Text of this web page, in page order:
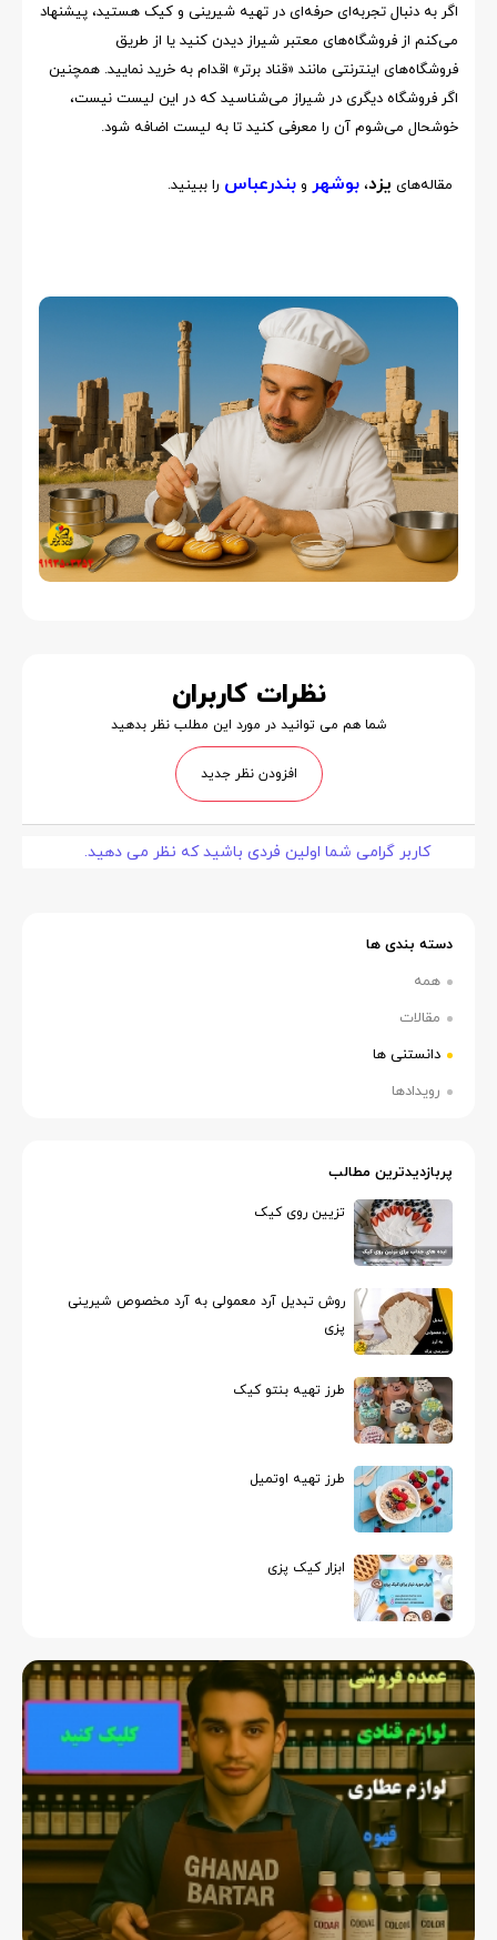
اگر به دنبال تجربه‌ای حرفه‌ای در تهیه شیرینی و کیک هستید، پیشنهاد
می‌کنم از فروشگاه‌های معتبر شیراز دیدن کنید یا از طریق
فروشگاه‌های اینترنتی مانند «قناد برتر» اقدام به خرید نمایید. همچنین
اگر فروشگاه دیگری در شیراز می‌شناسید که در این لیست نیست،
خوشحال می‌شوم آن را معرفی کنید تا به لیست اضافه شود.
مقاله‌های یزد، بوشهر و بندرعباس را ببینید.
نظرات کاربران
شما هم می توانید در مورد این مطلب نظر بدهید
افزودن نظر جدید
کاربر گرامی شما اولین فردی باشید که نظر می دهید.
دسته بندی ها
همه
مقالات
دانستنی ها
رویدادها
پربازدیدترین مطالب
تزیین روی کیک
روش تبدیل آرد معمولی به آرد مخصوص شیرینی
پزی
طرز تهیه بنتو کیک
طرز تهیه اوتمیل
ابزار کیک پزی